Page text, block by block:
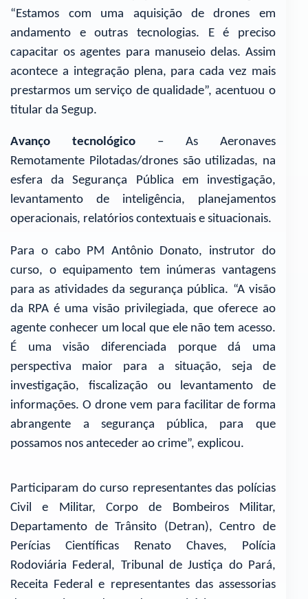
“Estamos com uma aquisição de drones em
andamento e outras tecnologias. E é preciso
capacitar os agentes para manuseio delas. Assim
acontece a integração plena, para cada vez mais
prestarmos um serviço de qualidade”, acentuou o
titular da Segup.
Avanço tecnológico – As Aeronaves
Remotamente Pilotadas/drones são utilizadas, na
esfera da Segurança Pública em investigação,
levantamento de inteligência, planejamentos
operacionais, relatórios contextuais e situacionais.
Para o cabo PM Antônio Donato, instrutor do
curso, o equipamento tem inúmeras vantagens
para as atividades da segurança pública. “A visão
da RPA é uma visão privilegiada, que oferece ao
agente conhecer um local que ele não tem acesso.
É uma visão diferenciada porque dá uma
perspectiva maior para a situação, seja de
investigação, fiscalização ou levantamento de
informações. O drone vem para facilitar de forma
abrangente a segurança pública, para que
possamos nos anteceder ao crime”, explicou.
Participaram do curso representantes das polícias
Civil e Militar, Corpo de Bombeiros Militar,
Departamento de Trânsito (Detran), Centro de
Perícias Científicas Renato Chaves, Polícia
Rodoviária Federal, Tribunal de Justiça do Pará,
Receita Federal e representantes das assessorias